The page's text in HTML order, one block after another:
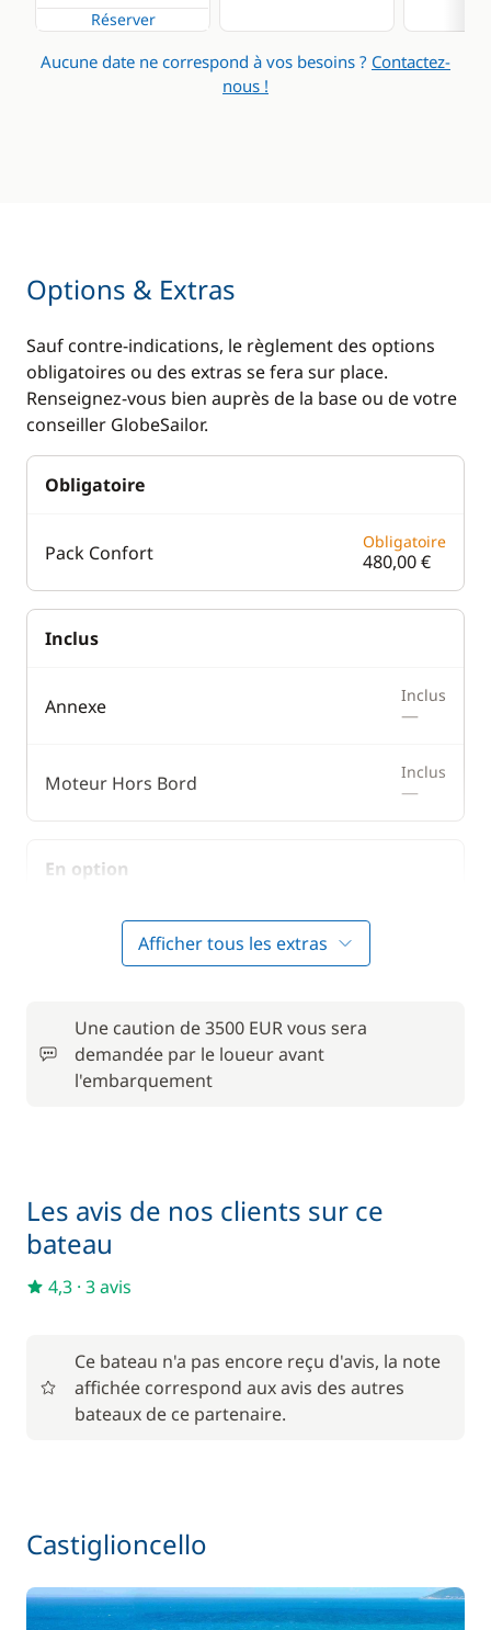
Réserver
Aucune date ne correspond à vos besoins ? Contactez-
nous !
Options & Extras
Sauf contre-indications, le règlement des options
obligatoires ou des extras se fera sur place.
Renseignez-vous bien auprès de la base ou de votre
conseiller GlobeSailor.
Obligatoire
Pack Confort Obligatoire
480,00 €
Inclus
Annexe Inclus
—
Moteur Hors Bord Inclus
—
En option
Animaux de compagnie
Skipper (repas non inclus)
Afficher tous les extras
Une caution de 3500 EUR vous sera
demandée par le loueur avant
l'embarquement
Les avis de nos clients sur ce
bateau
4,3 · 3 avis
Ce bateau n'a pas encore reçu d'avis, la note
affichée correspond aux avis des autres
bateaux de ce partenaire.
Castiglioncello